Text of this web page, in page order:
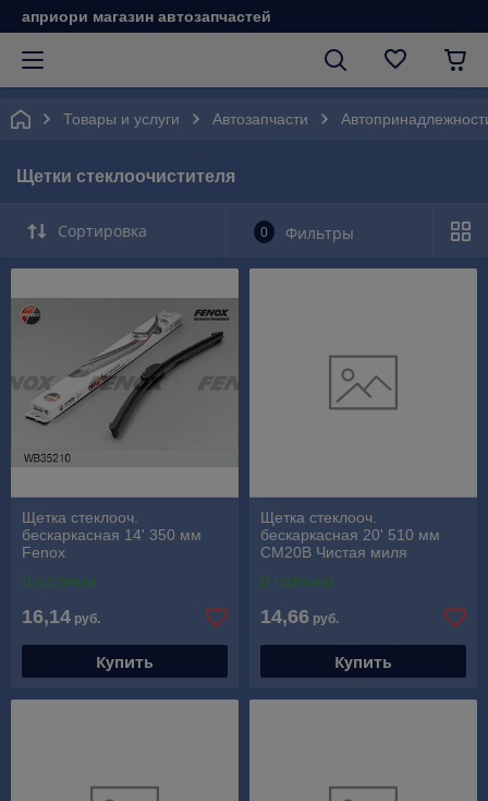
априори магазин автозапчастей
Товары и услуги Автозапчасти
Щетки стеклоочистителя
Сортировка 0 Фильтры
Щетка стеклооч.
бескаркасная 14' 350 мм
Fenox
В наличии
16,14 руб.
Купить
Щетка стеклооч.
бескаркасная 20' 510 мм
СМ20В Чистая миля
В наличии
14,66 руб.
Купить